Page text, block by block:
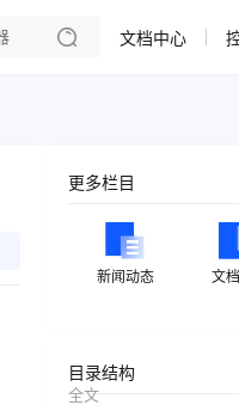
文档中心
更多栏目
新闻动态 文
目录结构
全文